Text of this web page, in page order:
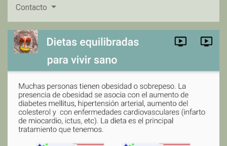
Salud Carlos III, Ministerio de Ciencia y Tecnología mediante el
(CDTI)), la red Iberoamericana de Nutriómica y nutrición de
precisión RIN22 , Fundación de la Universidad de Valladolid, ICSYL,
ITAcyl y el Centro CARTIF ha permitido crear diversos grupos
estables de investigación que han dado respuesta a necesidades
de las Instituciones, pacientes y de empresas privadas con las que
permitido la docencia postgrado con cursos de especialización en
diferentes áreas de la nutrición, la creación de un Master de
Nutrición de precisión y traslacional (60 ECTS) y de un curso online
de Inteligencia artificial en nutrición. La incorporación del Prof J
Lopez-Gomez y Prof Daniel rico, ha permitido establecer una
Unidad de investigación consolidada de Castilla y Leon (408
Contacto